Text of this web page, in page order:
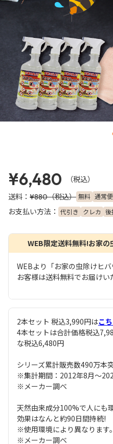
¥6,480
（税込）
送料： ¥880（税込） 無料 通常便
お支払い方法： 代引き クレカ 後
WEB限定送料無料!お家
WEBより「お家の虫除けヒ
お客様は送料無料でお届けい
2本セット 税込3,990円はこ
4本セットは合計価格税込
な税込6,480円
シリーズ累計販売数490万本
※集計期間：2012年8月～
※メーカー調べ
天然由来成分100%で人にも
効果はなんと約90日間持続!
※使用環境により異なります。
※メーカー調べ